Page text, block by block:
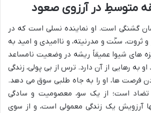
متوسطِ در آرزوی صعود
گشنگی است. او نماینده نسلی است که در
ثروت، سنّت و مدرنیته، و ناامیدی و امید به
های شیوا عمیقاً ریشه در وضعیت نامساعد
به رهایی از آن دارد. ترس از بی پولی، زندگی
فرصت ها، او را به جاه طلبی سوق می دهد.
تضاد است؛ از یک سو، معصومیت و سادگی
آرزویش یک زندگی معمولی است، و از سوی